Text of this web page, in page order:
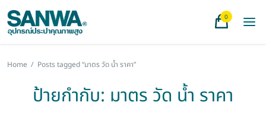
0
Home / Posts tagged “มาตร วัด น้ำ ราคา”
ป้ายกำกับ: มาตร วัด น้ำ ราคา